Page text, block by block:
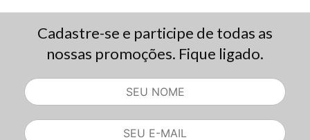
Cadastre-se e participe de todas as
nossas promoções. Fique ligado.